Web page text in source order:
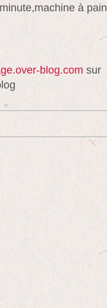
à pain
blog.com sur